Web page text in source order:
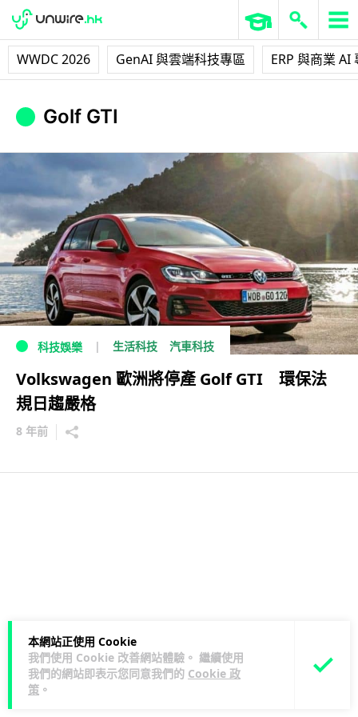
WWDC 2026 GenAI 與雲端科技專區 ERP 與商業 AI
本網站正使用 Cookie
我們使用 Cookie 改善網站體驗。 繼續使用
我們的網站即表示您同意我們的 Cookie 政
策 。
Golf GTI
科技娛樂 生活科技 汽車科技
Volkswagen 歐洲將停產 Golf GTI 環保法
規日趨嚴格
8 年前